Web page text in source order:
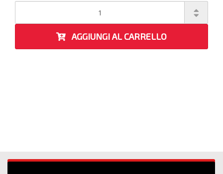
AGGIUNGI AL CARRELLO